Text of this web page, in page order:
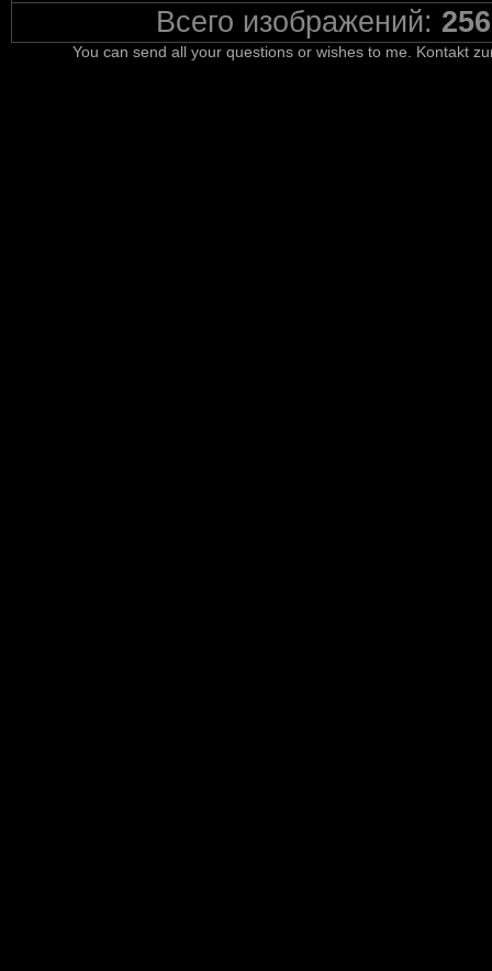
Всего изображений: 256
You can send all your questions or wishes to me. Kontakt